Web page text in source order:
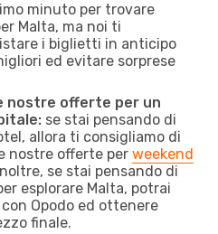
minuto per trovare
Malta, ma noi ti
i biglietti in anticipo
ed evitare sorprese
nostre offerte per un
se stai pensando di
allora ti consigliamo di
nostre offerte per weekend
se stai pensando di
esplorare Malta, potrai
Opodo ed ottenere
finale.